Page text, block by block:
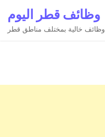
وظائف قطر اليوم
وظائف خالية بمختلف مناطق قطر